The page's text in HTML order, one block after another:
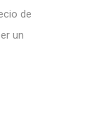
de
un